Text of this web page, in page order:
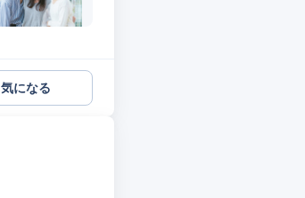
気になる